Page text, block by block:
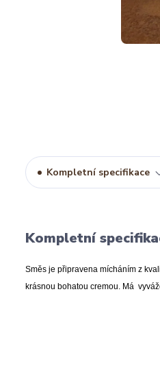
Kompletní specifikace
Kompletní
Směs je připravena mícháním z
krásnou bohatou cremou. Má